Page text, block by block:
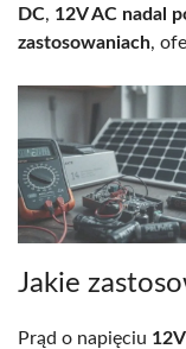
DC, 12V AC nadal
zastosowaniach,
Jakie
Prąd o napięciu